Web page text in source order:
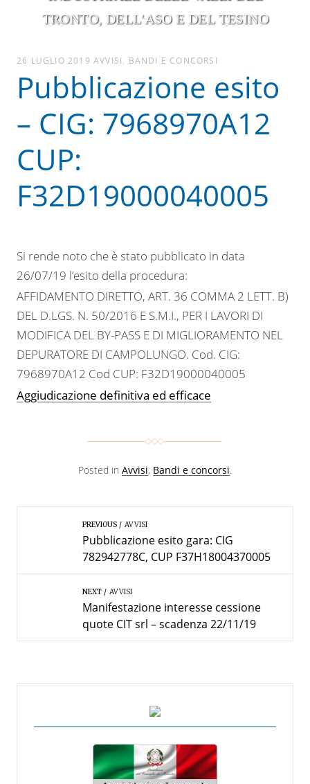
TRONTO, DELL'ASO E DEL TESINO
26 LUGLIO 2019 AVVISI, BANDI E CONCORSI
Pubblicazione esito
– CIG: 7968970A12
CUP:
F32D19000040005
Si rende noto che è stato pubblicato in data
26/07/19 l’esito della procedura:
AFFIDAMENTO DIRETTO, ART. 36 COMMA 2 LETT. B)
DEL D.LGS. N. 50/2016 E S.M.I., PER I LAVORI DI
MODIFICA DEL BY-PASS E DI MIGLIORAMENTO NEL
DEPURATORE DI CAMPOLUNGO. Cod. CIG:
7968970A12 Cod CUP: F32D19000040005
Aggiudicazione definitiva ed efficace
Posted in Avvisi, Bandi e concorsi.
PREVIOUS AVVISI
Pubblicazione esito gara: CIG
782942778C, CUP F37H18004370005
NEXT AVVISI
Manifestazione interesse cessione
quote CIT srl – scadenza 22/11/19